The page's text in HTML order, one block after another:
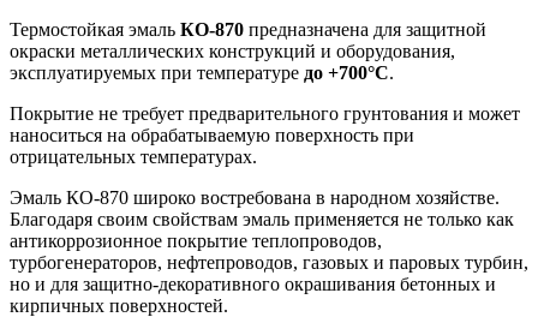
Термостойкая эмаль КО-870 предназначена для защитной
окраски металлических конструкций и оборудования,
эксплуатируемых при температуре до +700°С.
Покрытие не требует предварительного грунтования и может
наноситься на обрабатываемую поверхность при
отрицательных температурах.
Эмаль КО-870 широко востребована в народном хозяйстве.
Благодаря своим свойствам эмаль применяется не только как
антикоррозионное покрытие теплопроводов,
турбогенераторов, нефтепроводов, газовых и паровых турбин,
но и для защитно-декоративного окрашивания бетонных и
кирпичных поверхностей.